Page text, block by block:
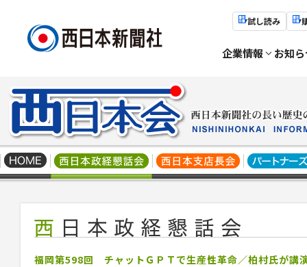
試し読み
企業情報 お知
福岡第598回 チャットＧＰＴで生産性革命／柏村氏が講